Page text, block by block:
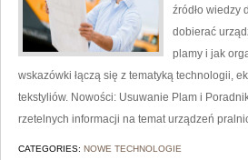
źródło wiedzy
dobierać
plamy i jak
wskazówki łączą się z tematyką technologii,
tekstyliów. Nowości: Usuwanie Plam i
rzetelnych informacji na temat urządzeń
CATEGORIES: NOWE TECHNOLOGIE